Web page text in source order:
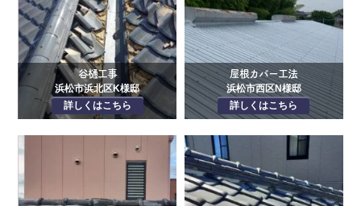
谷樋工事
浜松市浜北区K様邸
詳しくはこちら
屋根カバー工法
浜松市西区N様邸
詳しくはこちら